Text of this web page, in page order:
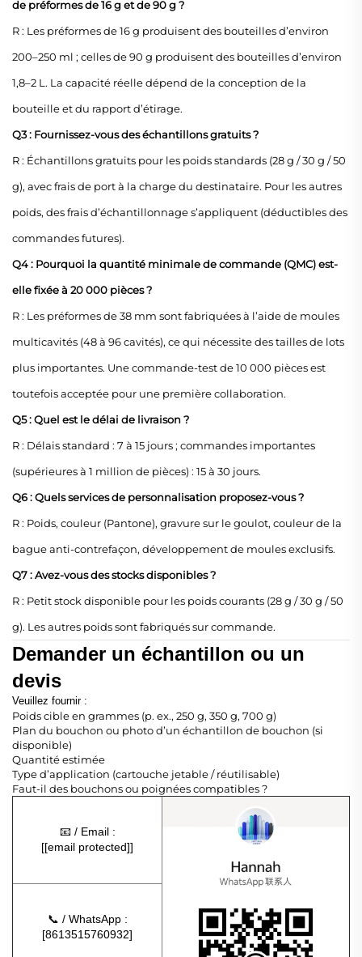
de préformes de 16 g et de 90 g ?
R : Les préformes de 16 g produisent des bouteilles d’environ
200–250 ml ; celles de 90 g produisent des bouteilles d’environ
1,8–2 L. La capacité réelle dépend de la conception de la
bouteille et du rapport d’étirage.
Q3 : Fournissez-vous des échantillons gratuits ?
R : Échantillons gratuits pour les poids standards (28 g / 30 g / 50
g), avec frais de port à la charge du destinataire. Pour les autres
poids, des frais d’échantillonnage s’appliquent (déductibles des
commandes futures).
Q4 : Pourquoi la quantité minimale de commande (QMC) est-
elle fixée à 20 000 pièces ?
R : Les préformes de 38 mm sont fabriquées à l’aide de moules
multicavités (48 à 96 cavités), ce qui nécessite des tailles de lots
plus importantes. Une commande-test de 10 000 pièces est
toutefois acceptée pour une première collaboration.
Q5 : Quel est le délai de livraison ?
R : Délais standard : 7 à 15 jours ; commandes importantes
(supérieures à 1 million de pièces) : 15 à 30 jours.
Q6 : Quels services de personnalisation proposez-vous ?
R : Poids, couleur (Pantone), gravure sur le goulot, couleur de la
bague anti-contrefaçon, développement de moules exclusifs.
Q7 : Avez-vous des stocks disponibles ?
R : Petit stock disponible pour les poids courants (28 g / 30 g / 50
g). Les autres poids sont fabriqués sur commande.
Demander un échantillon ou un
devis
Veuillez fournir :
Poids cible en grammes (p. ex., 250 g, 350 g, 700 g)
Plan du bouchon ou photo d’un échantillon de bouchon (si
disponible)
Quantité estimée
Type d’application (cartouche jetable / réutilisable)
Faut-il des bouchons ou poignées compatibles ?
📧 / Email :
[[email protected]]
📞 / WhatsApp :
[8613515760932]